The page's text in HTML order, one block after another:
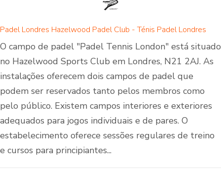
Padel Londres Hazelwood Padel Club - Ténis Padel Londres
O campo de padel "Padel Tennis London" está situado
no Hazelwood Sports Club em Londres, N21 2AJ. As
instalações oferecem dois campos de padel que
podem ser reservados tanto pelos membros como
pelo público. Existem campos interiores e exteriores
adequados para jogos individuais e de pares. O
estabelecimento oferece sessões regulares de treino
e cursos para principiantes...